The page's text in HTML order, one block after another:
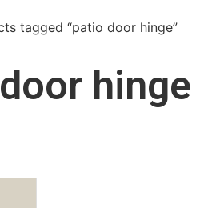
tagged “patio door hinge”
hinge